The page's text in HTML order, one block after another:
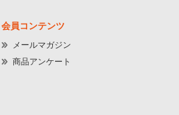
会員コンテンツ
メールマガジン
商品アンケート